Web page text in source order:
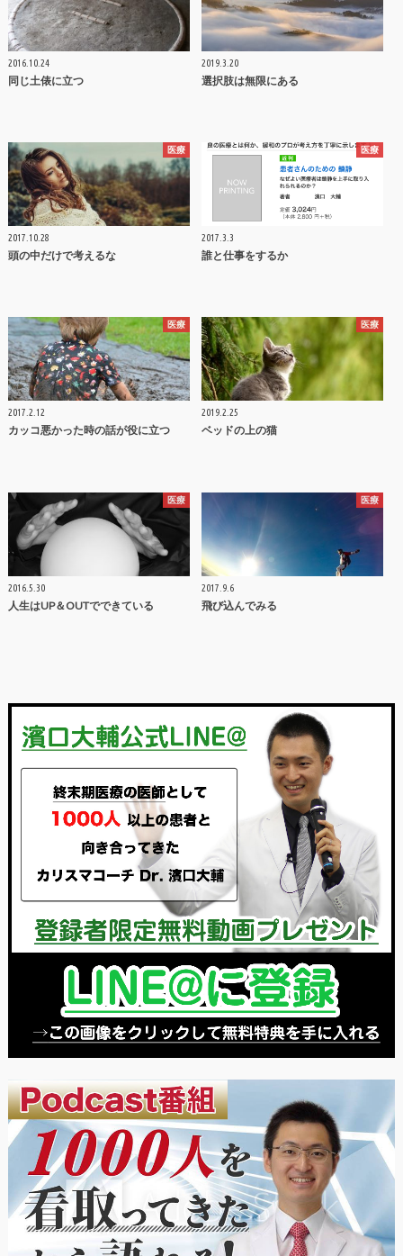
2016.10.24
同じ土俵に立つ
2019.3.20
選択肢は無限にある
医療
2017.10.28
頭の中だけで考えるな
医療
2017.3.3
誰と仕事をするか
医療
2017.2.12
カッコ悪かった時の話が役に立つ
医療
2019.2.25
ベッドの上の猫
医療
2016.5.30
人生はUP＆OUTでできている
医療
2017.9.6
飛び込んでみる